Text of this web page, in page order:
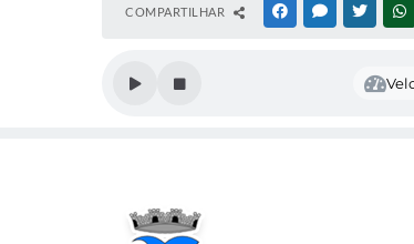
COMPARTILHAR FACEBOOKMESSENGER